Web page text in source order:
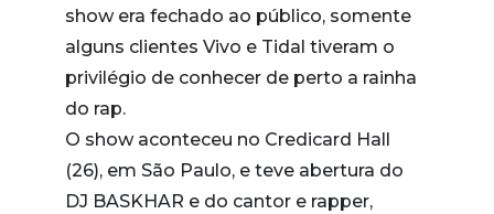
show era fechado ao público, somente
alguns clientes Vivo e Tidal tiveram o
privilégio de conhecer de perto a rainha
do rap.
O show aconteceu no Credicard Hall
(26), em São Paulo, e teve abertura do
DJ BASKHAR e do cantor e rapper,